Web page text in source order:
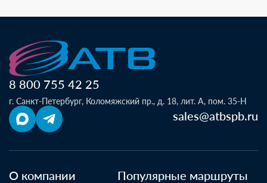
8 800 755 42 25
г. Санкт-Петербург, Коломяжский пр., д. 18, лит. А, пом. 35-Н
sales@atbspb.ru
О компании Популярные маршруты